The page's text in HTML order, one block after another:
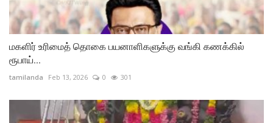
மகளிர் உரிமைத் தொகை பயனாளிகளுக்கு வங்கி கணக்கில்
ரூபாய்...
tamilanda Feb 13, 2026 0 301